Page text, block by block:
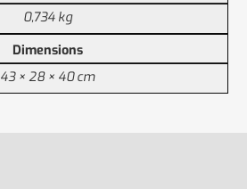
0,734 kg
Dimensions
43 × 28 × 40 cm